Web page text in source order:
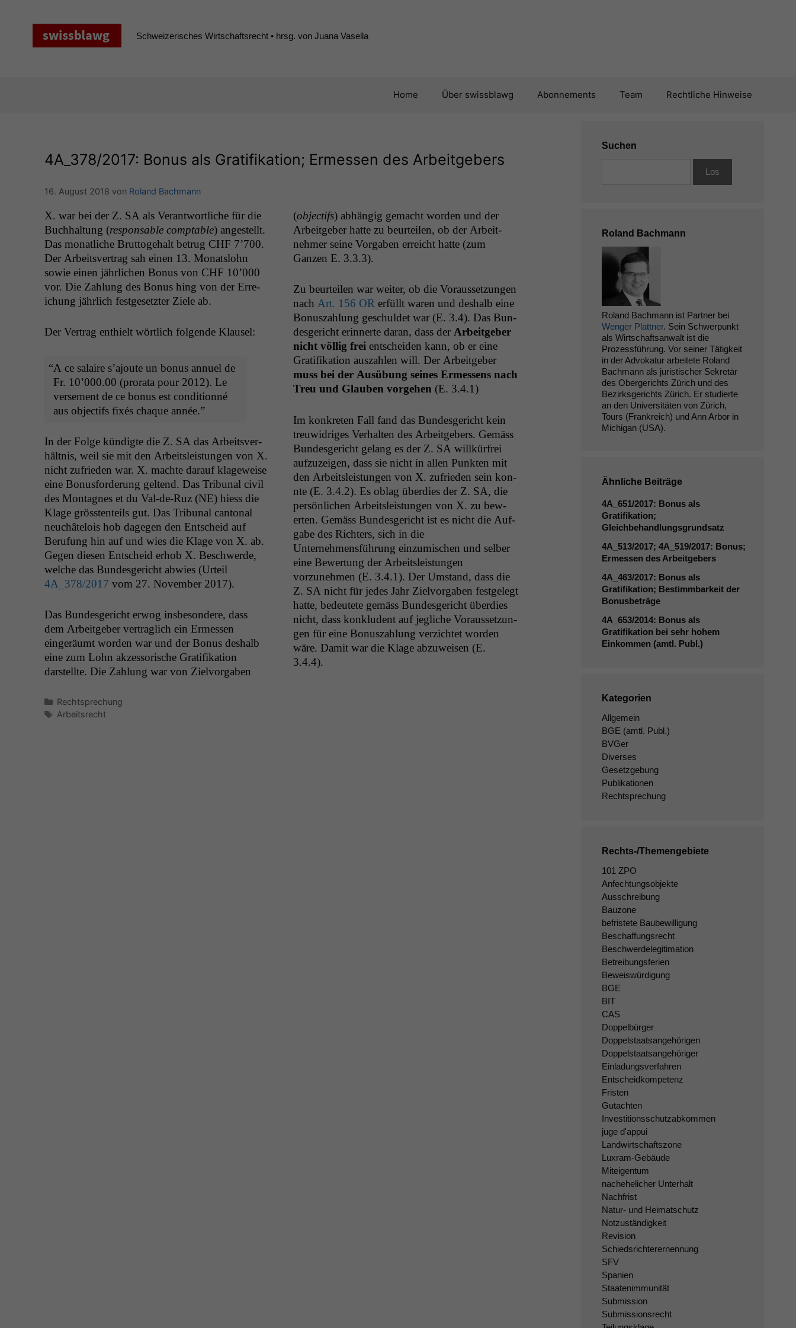
Schweizerisches Wirtschaftsrecht • hrsg. von Juana Vasella
Home Über swissblawg Abonnements Team Rechtliche Hinweise
4A_378/2017: Bonus als Gratifikation; Ermessen des Arbeitgebers
16. August 2018 von Roland Bachmann
X. war bei der Z. SA als Ver­ant­wortliche für die
Buch­hal­tung (respon­s­able compt­able) angestellt.
Das monatliche Brut­to­ge­halt betrug CHF 7’700.
Der Arbeitsver­trag sah einen 13. Monat­slohn
sowie einen jährlichen Bonus von CHF 10’000
vor. Die Zahlung des Bonus hing von der Erre­
ichung jährlich fest­ge­set­zter Ziele ab.
Der Ver­trag enthielt wörtlich fol­gende Klausel:
“A ce salaire s’a­joute un bonus annuel de
Fr. 10’000.00 (pro­ra­ta pour 2012). Le
verse­ment de ce bonus est con­di­tion­né
aus objec­tifs fixés chaque année.”
In der Folge kündigte die Z. SA das Arbeitsver­
hält­nis, weil sie mit den Arbeit­sleis­tun­gen von X.
nicht zufrieden war. X. machte darauf klageweise
eine Bonus­forderung gel­tend. Das Tri­bunal civ­il
des Mon­tagnes et du Val-de-Ruz (NE) hiess die
Klage grössten­teils gut. Das Tri­bunal can­ton­al
neuchâtelois hob dage­gen den Entscheid auf
Beru­fung hin auf und wies die Klage von X. ab.
Gegen diesen Entscheid erhob X. Beschw­erde,
welche das Bun­des­gericht abwies (Urteil
4A_378/2017 vom 27. Novem­ber 2017).
Das Bun­des­gericht erwog ins­beson­dere, dass
dem Arbeit­ge­ber ver­traglich ein Ermessen
eingeräumt wor­den war und der Bonus deshalb
eine zum Lohn akzes­sorische Grat­i­fika­tion
darstellte. Die Zahlung war von Zielvor­gaben
(objec­tifs) abhängig gemacht wor­den und der
Arbeit­ge­ber hat­te zu beurteilen, ob der Arbeit­
nehmer seine Vor­gaben erre­icht hat­te (zum
Ganzen E. 3.3.3).
Zu beurteilen war weit­er, ob die Voraus­set­zun­gen
nach Art. 156 OR erfüllt waren und deshalb eine
Bonuszahlung geschuldet war (E. 3.4). Das Bun­
des­gericht erin­nerte daran, dass der Arbeit­ge­ber
nicht völ­lig frei entschei­den kann, ob er eine
Grat­i­fika­tion auszahlen will. Der Arbeit­ge­ber
muss bei der Ausübung seines Ermessens nach
Treu und Glauben vorge­hen (E. 3.4.1)
Im konkreten Fall fand das Bun­des­gericht kein
treuwidriges Ver­hal­ten des Arbeit­ge­bers. Gemäss
Bun­des­gericht gelang es der Z. SA willkür­frei
aufzuzeigen, dass sie nicht in allen Punk­ten mit
den Arbeit­sleis­tun­gen von X. zufrieden sein kon­
nte (E. 3.4.2). Es oblag überdies der Z. SA, die
per­sön­lichen Arbeit­sleis­tun­gen von X. zu bew­
erten. Gemäss Bun­des­gericht ist es nicht die Auf­
gabe des Richters, sich in die
Unternehmensführung einzu­mis­chen und sel­ber
eine Bew­er­tung der Arbeit­sleis­tun­gen
vorzunehmen (E. 3.4.1). Der Umstand, dass die
Z. SA nicht für jedes Jahr Zielvor­gaben fest­gelegt
hat­te, bedeutete gemäss Bun­des­gericht überdies
nicht, dass kon­klu­dent auf jegliche Voraus­set­zun­
gen für eine Bonuszahlung verzichtet wor­den
wäre. Damit war die Klage abzuweisen (E.
3.4.4).
Kategorien
Rechtsprechung
Schlagwörter
Arbeitsrecht
Suchen
Roland Bachmann
Roland Bachmann ist Partner bei
Wenger Plattner. Sein Schwerpunkt
als Wirtschaftsanwalt ist die
Prozessführung. Vor seiner Tätigkeit
in der Advokatur arbeitete Roland
Bachmann als juristischer Sekretär
des Obergerichts Zürich und des
Bezirksgerichts Zürich. Er studierte
an den Universitäten von Zürich,
Tours (Frankreich) und Ann Arbor in
Michigan (USA).
Ähnliche Beiträge
4A_651/2017: Bonus als
Gratifikation;
Gleichbehandlungsgrundsatz
4A_513/2017; 4A_519/2017: Bonus;
Ermessen des Arbeitgebers
4A_463/2017: Bonus als
Gratifikation; Bestimmbarkeit der
Bonusbeträge
4A_653/2014: Bonus als
Gratifikation bei sehr hohem
Einkommen (amtl. Publ.)
Kategorien
Allgemein
BGE (amtl. Publ.)
BVGer
Diverses
Gesetzgebung
Publikationen
Rechtsprechung
Rechts-/Themengebiete
101 ZPO
Anfechtungsobjekte
Ausschreibung
Bauzone
befristete Baubewilligung
Beschaffungsrecht
Beschwerdelegitimation
Betreibungsferien
Beweiswürdigung
BGE
BIT
CAS
Doppelbürger
Doppelstaatsangehörigen
Doppelstaatsangehöriger
Einladungsverfahren
Entscheidkompetenz
Fristen
Gutachten
Investitionsschutzabkommen
juge d'appui
Landwirtschaftszone
Luxram-Gebäude
Miteigentum
nachehelicher Unterhalt
Nachfrist
Natur- und Heimatschutz
Notzuständigkeit
Revision
Schiedsrichterernennung
SFV
Spanien
Staatenimmunität
Submission
Submissionsrecht